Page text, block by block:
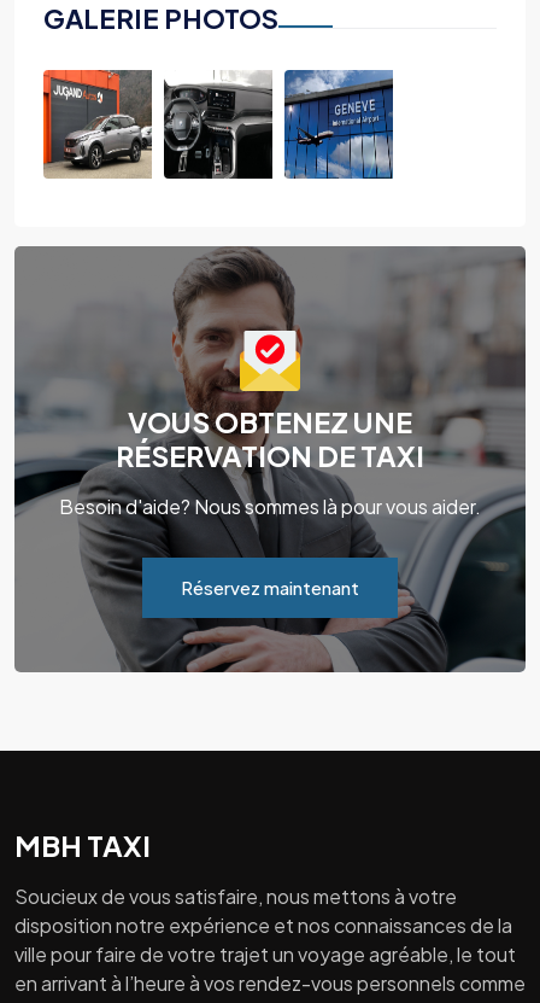
GALERIE PHOTOS
VOUS OBTENEZ UNE
RÉSERVATION DE TAXI
Besoin d'aide? Nous sommes là pour vous aider.
Réservez maintenant
MBH TAXI
Soucieux de vous satisfaire, nous mettons à votre
disposition notre expérience et nos connaissances de la
ville pour faire de votre trajet un voyage agréable, le tout
en arrivant à l’heure à vos rendez-vous personnels comme